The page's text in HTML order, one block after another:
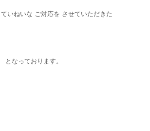
いねいな ご対応を させていただきた
となっております。